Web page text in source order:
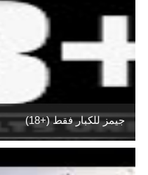
جيمز للكبار فقط (+18)